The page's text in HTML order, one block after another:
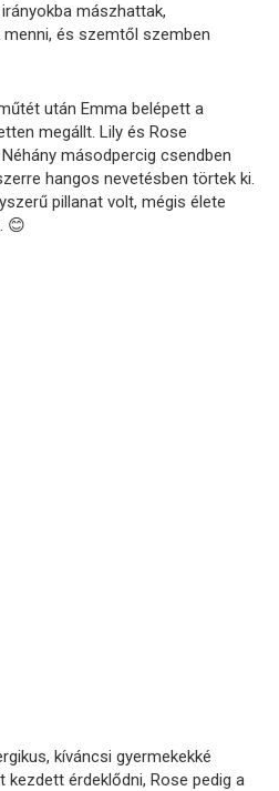
mászhattak,
és szemtől szemben
után Emma belépett a
megállt. Lily és Rose
másodpercig csendben
hangos nevetésben törtek ki.
pillanat volt, mégis élete
😊
kíváncsi gyermekekké
kezdett érdeklődni, Rose pedig a